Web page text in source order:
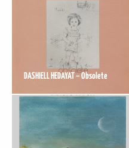
DASHIELL HEDAYAT – Obsolete